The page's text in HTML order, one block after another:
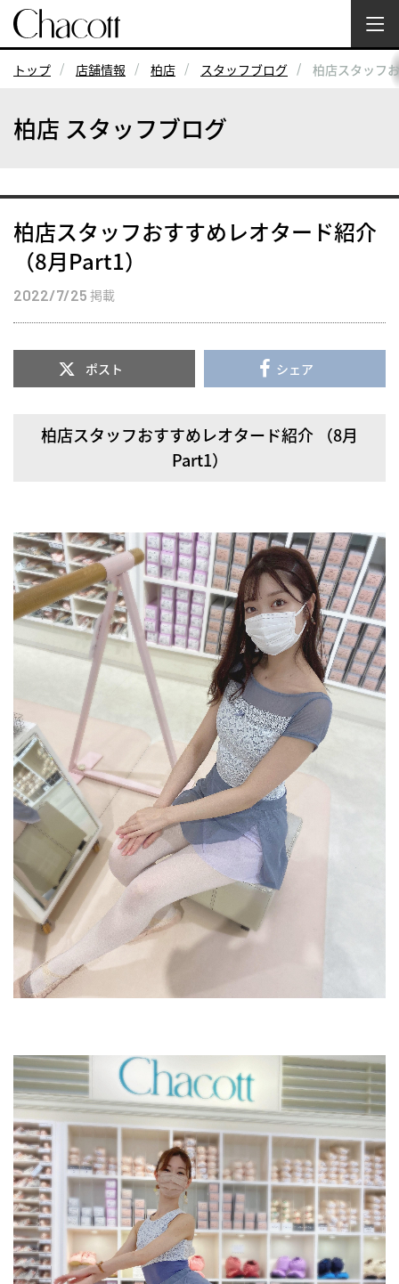
トップ 店舗情報 柏店 スタッフブログ 柏店スタッフ
柏店 スタッフブログ
柏店スタッフおすすめレオタード紹介
（8月Part1）
2022/7/25 掲載
ポスト シェア
柏店スタッフおすすめレオタード紹介 （8月
Part1）